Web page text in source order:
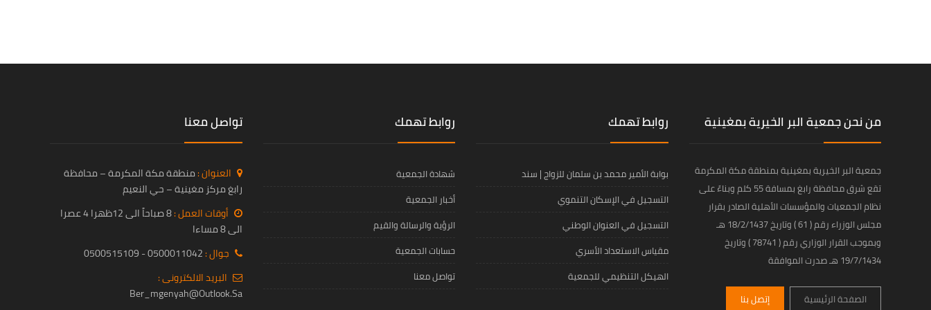
من نحن جمعية البر الخيرية بمغينية
جمعية البر الخيرية بمغينية بمنطقة مكة المكرمة
تقع شرق محافظة رابغ بمسافة 55 كلم وبناءً على
نظام الجمعيات والمؤسسات الأهلية الصادر بقرار
مجلس الوزراء رقم ( 61 ) وتاريخ 18/2/1437 هـ
وبموجب القرار الوزاري رقم ( 78741 ) وتاريخ
19/7/1434 هـ صدرت الموافقة
الصفحة الرئيسية إتصل بنا
روابط تهمك
بوابة الأمير محمد بن سلمان للزواج | سند
التسجيل في الإسكان التنموي
التسجيل في العنوان الوطني
مقياس الاستعداد الأسري
الهيكل التنظيمي للجمعية
روابط تهمك
شهادة الجمعية
أخبار الجمعية
الرؤية والرسالة والقيم
حسابات الجمعية
تواصل معنا
تواصل معنا
العنوان :منطقة مكة المكرمة – محافظة
رابغ مركز مغينية – حي النعيم
أوقات العمل :
8 صباحاً الى 12ظهرا 4 عصرا
الى 8 مساءا
جوال :0500011042 - 0500515109
البريد الالكترونى :
Ber_mgenyah@outlook.sa